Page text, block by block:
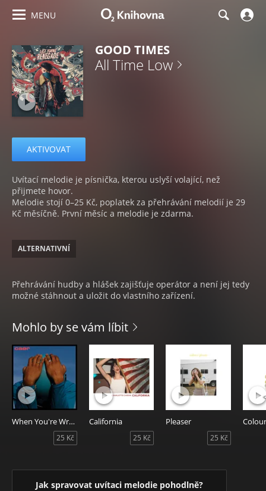
MENU
GOOD TIMES
All Time Low
AKTIVOVAT
Uvítací melodie je písnička, kterou uslyší volající, než
přijmete hovor.
Melodie stojí 0–25 Kč, poplatek za přehrávání melodií je 29
Kč měsíčně. První měsíc a melodie je zdarma.
ALTERNATIVNÍ
Přehrávání hudby a hlášek zajišťuje operátor a není jej tedy
možné stáhnout a uložit do vlastního zařízení.
Mohlo by se vám líbit
When You're Wrong
25 Kč
California
25 Kč
Pleaser
25 Kč
Jak spravovat uvítaci melodie pohodlně?